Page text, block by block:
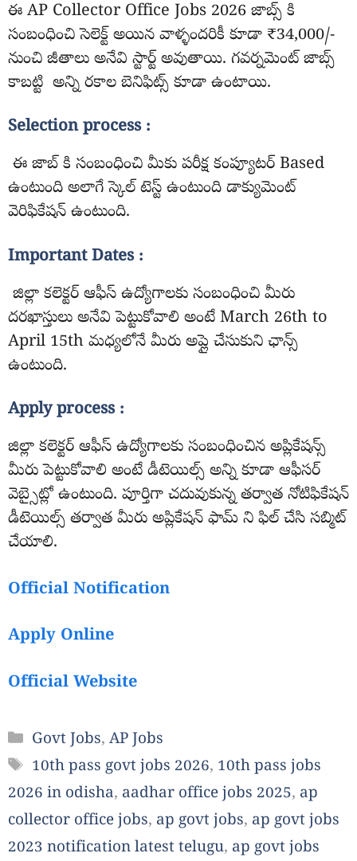
ఈ AP Collector Office Jobs 2026 జాబ్స్ కి
సంబంధించి సెలెక్ట్ అయిన వాళ్ళందరికీ కూడా ₹34,000/-
నుంచి జీతాలు అనేవి స్టార్ట్ అవుతాయి. గవర్నమెంట్ జాబ్స్
కాబట్టి అన్ని రకాల బెనిఫిట్స్ కూడా ఉంటాయి.
Selection process :
ఈ జాబ్ కి సంబంధించి మీకు పరీక్ష కంప్యూటర్ Based
ఉంటుంది అలాగే స్కెల్ టెస్ట్ ఉంటుంది డాక్యుమెంట్
వెరిఫికేషన్ ఉంటుంది.
Important Dates :
జిల్లా కలెక్టర్ ఆఫీస్ ఉద్యోగాలకు సంబంధించి మీరు
దరఖాస్తులు అనేవి పెట్టుకోవాలి అంటే March 26th to
April 15th మధ్యలోనే మీరు అప్లై చేసుకుని ఛాన్స్
ఉంటుంది.
Apply process :
జిల్లా కలెక్టర్ ఆఫీస్ ఉద్యోగాలకు సంబంధించిన అప్లికేషన్స్
మీరు పెట్టుకోవాలి అంటే డీటెయిల్స్ అన్ని కూడా ఆఫీసర్
వెబ్సైట్లో ఉంటుంది. పూర్తిగా చదువుకున్న తర్వాత నోటిఫికేషన్
డీటెయిల్స్ తర్వాత మీరు అప్లికేషన్ ఫామ్ ని ఫిల్ చేసి సబ్మిట్
చేయాలి.
Official Notification
Apply Online
Official Website
Categories
Govt Jobs,AP Jobs
Tags
10th pass govt jobs 2026, 10th pass jobs
2026 in odisha, aadhar office jobs 2025, ap
collector office jobs, ap govt jobs, ap govt jobs
2023 notification latest telugu, ap govt jobs